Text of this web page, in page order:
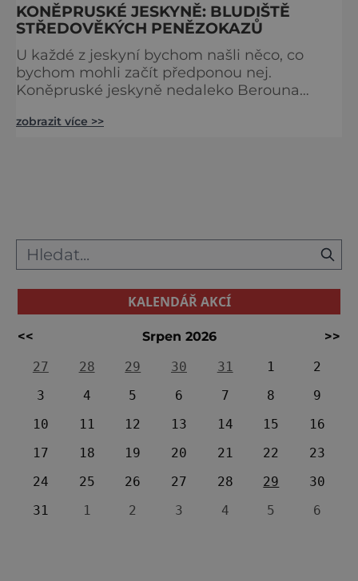
KONĚPRUSKÉ JESKYNĚ: BLUDIŠTĚ
STŘEDOVĚKÝCH PENĚZOKAZŮ
U každé z jeskyní bychom našli něco, co
bychom mohli začít předponou nej.
Koněpruské jeskyně nedaleko Berouna
jsou nejdelším jeskynním systémem
zobrazit více >>
KALENDÁŘ AKCÍ
<< Srpen 2026
>>
27
28 29 30 31 1
2
3
4 5 6 7 8
9
10
11 12 13 14 15
16
17
18 19 20 21 22
23
24
25 26 27 28 29
30
31
1 2 3 4 5 6